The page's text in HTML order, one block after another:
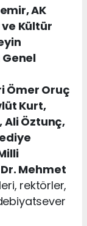
AK
ve Kültür
Genel
Ömer Oruç
Kurt,
Ali Öztunç,
Mehmet
rektörler,